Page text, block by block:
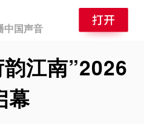
中国声音
韵江南”2026
幕